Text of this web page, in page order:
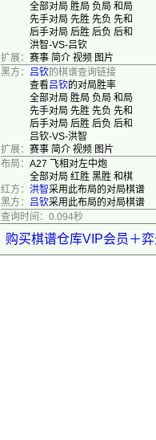
全部对局 胜局 负局 和局
先手对局 先胜 先负 先和
后手对局 后胜 后负 后和
洪智-VS-吕钦
扩展： 赛事 简介 视频 图片
黑方： 吕钦的棋谱查询链接
查看吕钦的对局胜率
全部对局 胜局 负局 和局
先手对局 先胜 先负 先和
后手对局 后胜 后负 后和
吕钦-VS-洪智
扩展： 赛事 简介 视频 图片
布局： A27 飞相对左中炮
全部对局 红胜 黑胜 和棋
红方： 洪智采用此布局的对局棋谱
黑方： 吕钦采用此布局的对局棋谱
查询时间：0.094秒
购买棋谱仓库VIP会员＋